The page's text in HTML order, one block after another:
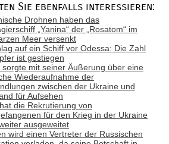
Sie ebenfalls interessieren:
Drohnen haben das
„Yanina“ der „Rosatom“ im
Meer versenkt
auf ein Schiff vor Odessa: Die Zahl
ist gestiegen
sorgte mit seiner Äußerung über eine
Wiederaufnahme der
zwischen der Ukraine und
für Aufsehen
die Rekrutierung von
für den Krieg in der Ukraine
ausgeweitet
wird einen Vertreter der Russischen